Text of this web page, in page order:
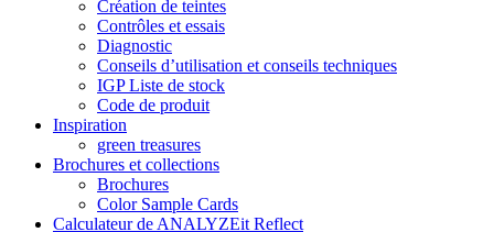
Création de teintes
Contrôles et essais
Diagnostic
Conseils d’utilisation et conseils techniques
IGP Liste de stock
Code de produit
Inspiration
green treasures
Brochures et collections
Brochures
Color Sample Cards
Calculateur de ANALYZEit Reflect